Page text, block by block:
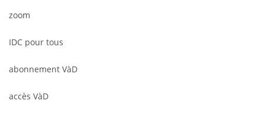
zoom
IDC pour tous
abonnement VàD
accès VàD